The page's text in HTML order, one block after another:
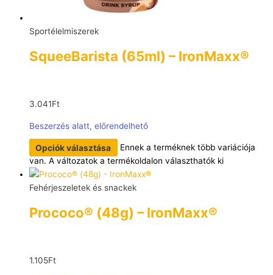
Sportélelmiszerek
SqueeBarista (65ml) – IronMaxx®
3.041Ft
Beszerzés alatt, előrendelhető
Opciók választása
Ennek a terméknek több variációja
van. A változatok a termékoldalon választhatók ki
Fehérjeszeletek és snackek
Prococo® (48g) – IronMaxx®
1.105Ft